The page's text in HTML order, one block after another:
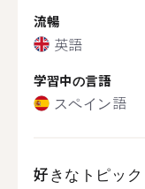
流暢
英語
学習中の言語
スペイン語
好きなトピック